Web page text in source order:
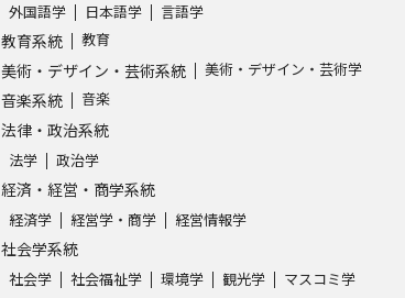
外国語学 日本語学 言語学
教育系統 教育
美術・デザイン・芸術系統 美術・デザイン・芸術学
音楽系統 音楽
法律・政治系統
法学 政治学
経済・経営・商学系統
経済学 経営学・商学 経営情報学
社会学系統
社会学 社会福祉学 環境学 観光学 マスコミ学